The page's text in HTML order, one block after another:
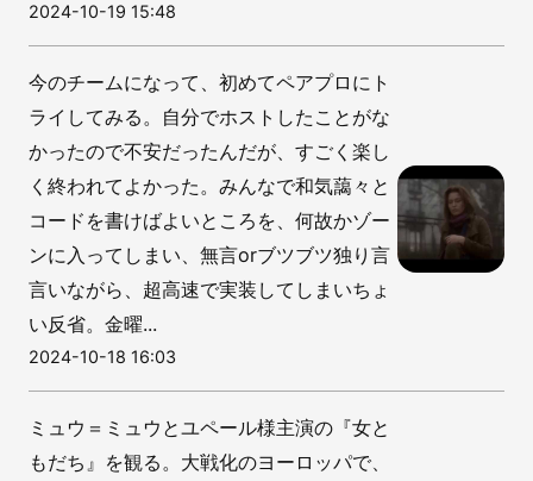
2024-10-19 15:48
今のチームになって、初めてペアプロにト
ライしてみる。自分でホストしたことがな
かったので不安だったんだが、すごく楽し
く終われてよかった。みんなで和気藹々と
コードを書けばよいところを、何故かゾー
ンに入ってしまい、無言orブツブツ独り言
言いながら、超高速で実装してしまいちょ
い反省。金曜...
2024-10-18 16:03
ミュウ＝ミュウとユペール様主演の『女と
もだち』を観る。大戦化のヨーロッパで、